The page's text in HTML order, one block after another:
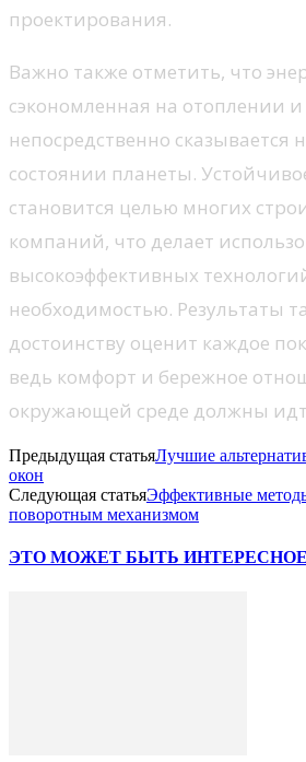
проектирования.
Важно также отметить, что
сэкономленная на отоплении
непосредственно сказывается
состоянии планеты.
становится целью многих
компаний, что делает
высокоэффективных
необходимостью. Результаты
достоинству оценит каждое
ведь комфорт и бережное
окружающей среде должны
Предыдущая статьяЛучшие
окон
Следующая статьяЭффективные
поворотным механизмом
ЭТО МОЖЕТ БЫТЬ ИНТЕРЕСНО